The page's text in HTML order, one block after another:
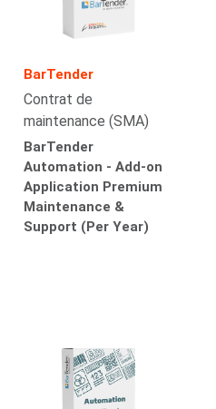
BarTender
Contrat de
maintenance (SMA)
BarTender
Automation - Add-on
Application Premium
Maintenance &
Support (Per Year)